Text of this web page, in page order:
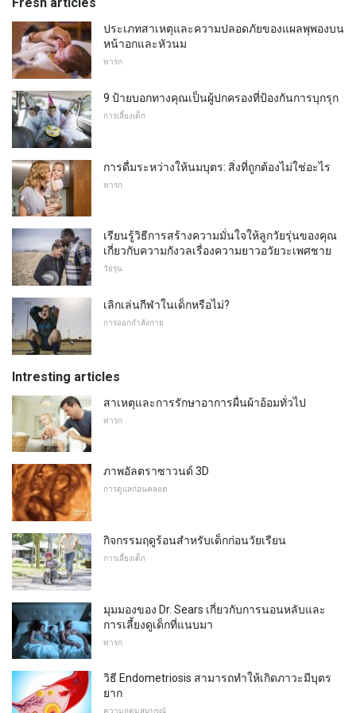
Fresh articles
ประเภทสาเหตุและความปลอดภัยของแผลพุพองบน
หน้าอกและหัวนม
ทารก
9 ป้ายบอกทางคุณเป็นผู้ปกครองที่ป้องกันการบุกรุก
การเลี้ยงเด็ก
การดื่มระหว่างให้นมบุตร: สิ่งที่ถูกต้องไม่ใช่อะไร
ทารก
เรียนรู้วิธีการสร้างความมั่นใจให้ลูกวัยรุ่นของคุณ
เกี่ยวกับความกังวลเรื่องความยาวอวัยวะเพศชาย
วัยรุ่น
เลิกเล่นกีฬาในเด็กหรือไม่?
การออกกำลังกาย
Intresting articles
สาเหตุและการรักษาอาการผื่นผ้าอ้อมทั่วไป
ทารก
ภาพอัลตราซาวนด์ 3D
การดูแลก่อนคลอด
กิจกรรมฤดูร้อนสำหรับเด็กก่อนวัยเรียน
การเลี้ยงเด็ก
มุมมองของ Dr. Sears เกี่ยวกับการนอนหลับและ
การเลี้ยงดูเด็กที่แนบมา
ทารก
วิธี Endometriosis สามารถทำให้เกิดภาวะมีบุตร
ยาก